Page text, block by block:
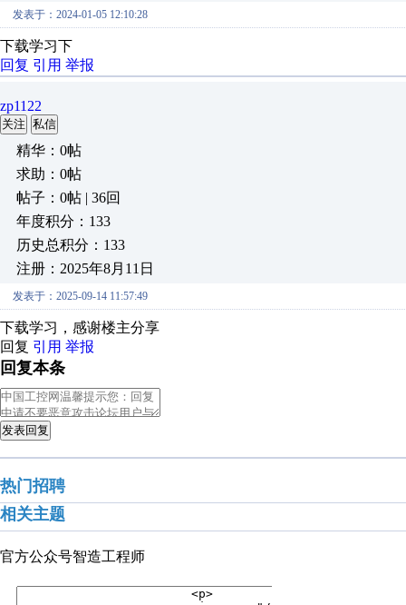
发表于：2024-01-05 12:10:28
下载学习下
回复 引用 举报
zp1122
关注 私信
精华：0帖
求助：0帖
帖子：0帖 | 36回
年度积分：133
历史总积分：133
注册：2025年8月11日
发表于：2025-09-14 11:57:49
下载学习，感谢楼主分享
回复 引用 举报
回复本条
发表回复
热门招聘
相关主题
官方公众号智造工程师